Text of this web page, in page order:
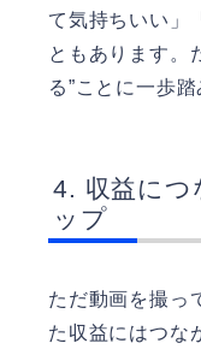
て気持ちいい」
ともあります。
る”ことに一歩
収益に
ップ
ただ動画を撮っ
た収益にはつな